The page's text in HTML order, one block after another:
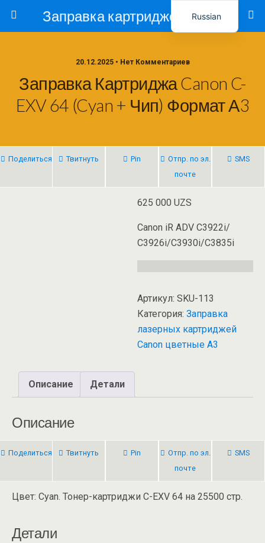
Заправка картриджей в Ташкенте – Тонер-Ресурс
20.12.2025 • Нет Комментариев
Заправка Картриджа Canon C-
EXV 64 (Cyan + Чип) Формат А3
Поделиться Твитнуть Pin
Отпр. по эл.
почте
SMS
625 000UZS
Canon iR ADV C3922i/
С3926i/С3930i/C3835i
Артикул:SKU-113
Категория:Заправка
лазерных картриджей
Canon цветные А3
Описание Детали
Описание
Поделиться Твитнуть Pin
Отпр. по эл.
почте
SMS
Цвет: Cyan. Тонер-картриджи C-EXV 64 на 25500 стр.
Детали
Russian
Uzbek